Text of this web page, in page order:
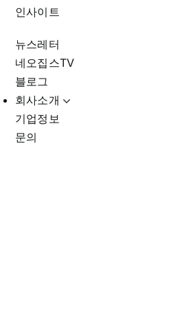
인사이트
뉴스레터
네오집스TV
블로그
회사소개
기업정보
문의